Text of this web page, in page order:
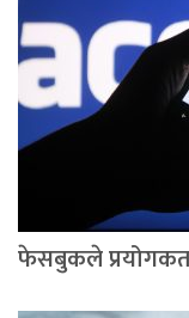
फेसबुकले